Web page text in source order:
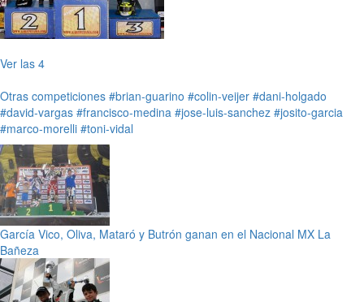
Ver las 4
Otras competiciones #brian-guarino #colin-veijer #dani-holgado
#david-vargas #francisco-medina #jose-luis-sanchez #josito-garcia
#marco-morelli #toni-vidal
García Vico, Oliva, Mataró y Butrón ganan en el Nacional MX La
Bañeza